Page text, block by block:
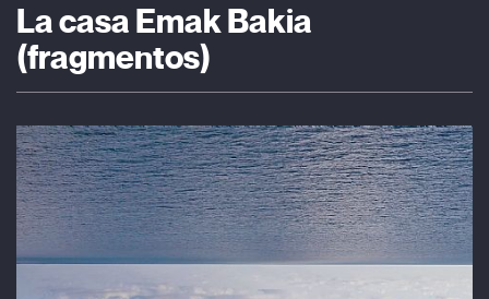
La casa Emak Bakia
(fragmentos)